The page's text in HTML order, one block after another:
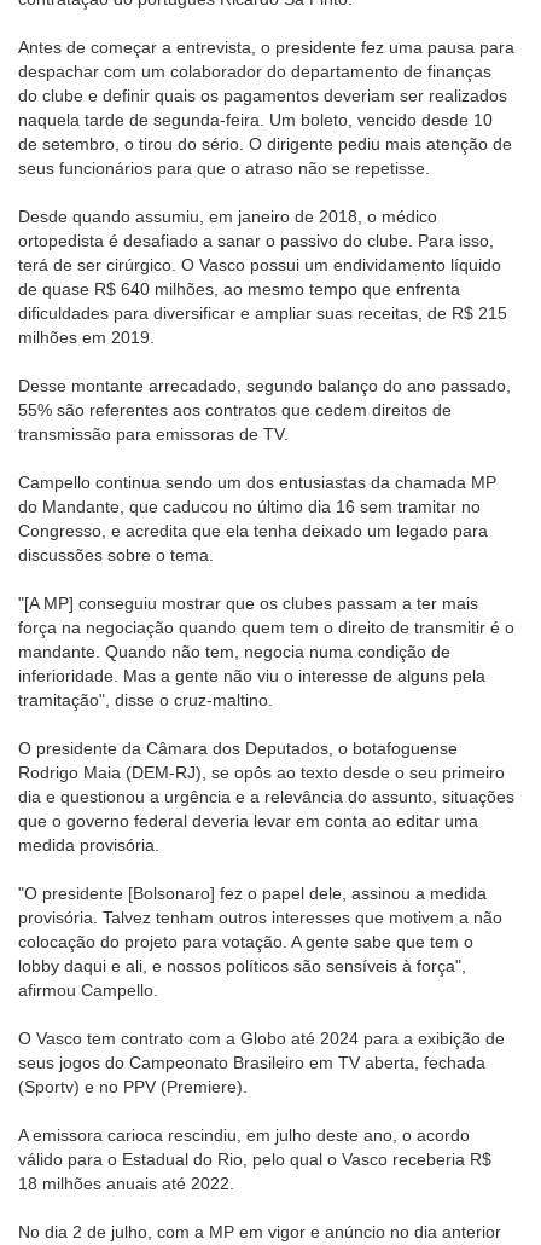
Antes de começar a entrevista, o presidente fez uma pausa para
despachar com um colaborador do departamento de finanças
do clube e definir quais os pagamentos deveriam ser realizados
naquela tarde de segunda-feira. Um boleto, vencido desde 10
de setembro, o tirou do sério. O dirigente pediu mais atenção de
seus funcionários para que o atraso não se repetisse.
Desde quando assumiu, em janeiro de 2018, o médico
ortopedista é desafiado a sanar o passivo do clube. Para isso,
terá de ser cirúrgico. O Vasco possui um endividamento líquido
de quase R$ 640 milhões, ao mesmo tempo que enfrenta
dificuldades para diversificar e ampliar suas receitas, de R$ 215
milhões em 2019.
Desse montante arrecadado, segundo balanço do ano passado,
55% são referentes aos contratos que cedem direitos de
transmissão para emissoras de TV.
Campello continua sendo um dos entusiastas da chamada MP
do Mandante, que caducou no último dia 16 sem tramitar no
Congresso, e acredita que ela tenha deixado um legado para
discussões sobre o tema.
"[A MP] conseguiu mostrar que os clubes passam a ter mais
força na negociação quando quem tem o direito de transmitir é o
mandante. Quando não tem, negocia numa condição de
inferioridade. Mas a gente não viu o interesse de alguns pela
tramitação", disse o cruz-maltino.
O presidente da Câmara dos Deputados, o botafoguense
Rodrigo Maia (DEM-RJ), se opôs ao texto desde o seu primeiro
dia e questionou a urgência e a relevância do assunto, situações
que o governo federal deveria levar em conta ao editar uma
medida provisória.
"O presidente [Bolsonaro] fez o papel dele, assinou a medida
provisória. Talvez tenham outros interesses que motivem a não
colocação do projeto para votação. A gente sabe que tem o
lobby daqui e ali, e nossos políticos são sensíveis à força",
afirmou Campello.
O Vasco tem contrato com a Globo até 2024 para a exibição de
seus jogos do Campeonato Brasileiro em TV aberta, fechada
(Sportv) e no PPV (Premiere).
A emissora carioca rescindiu, em julho deste ano, o acordo
válido para o Estadual do Rio, pelo qual o Vasco receberia R$
18 milhões anuais até 2022.
No dia 2 de julho, com a MP em vigor e anúncio no dia anterior